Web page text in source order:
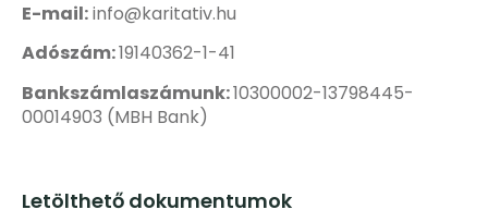
E-mail:info@karitativ.hu
Adószám:19140362-1-41
Bankszámlaszámunk:10300002-13798445-
00014903 (MBH Bank)
Letölthető dokumentumok